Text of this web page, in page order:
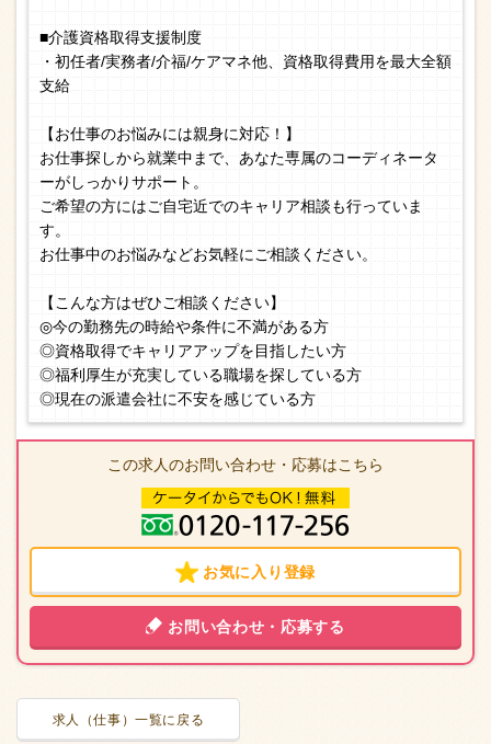
■介護資格取得支援制度
・初任者/実務者/介福/ケアマネ他、資格取得費用を最大全額
支給
【お仕事のお悩みには親身に対応！】
お仕事探しから就業中まで、あなた専属のコーディネータ
ーがしっかりサポート。
ご希望の方にはご自宅近でのキャリア相談も行っていま
す。
お仕事中のお悩みなどお気軽にご相談ください。
【こんな方はぜひご相談ください】
◎今の勤務先の時給や条件に不満がある方
◎資格取得でキャリアアップを目指したい方
◎福利厚生が充実している職場を探している方
◎現在の派遣会社に不安を感じている方
この求人のお問い合わせ・応募はこちら
お気に入り登録
お問い合わせ・応募する
求人（仕事）一覧に戻る